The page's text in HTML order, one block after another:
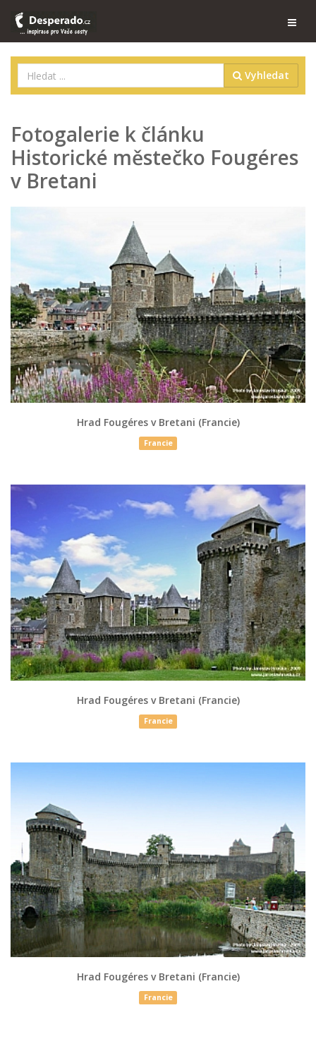
Vyhledat
Fotogalerie k článku
Historické městečko Fougéres
v Bretani
Hrad Fougéres v Bretani (Francie)
Francie
Hrad Fougéres v Bretani (Francie)
Francie
Hrad Fougéres v Bretani (Francie)
Francie